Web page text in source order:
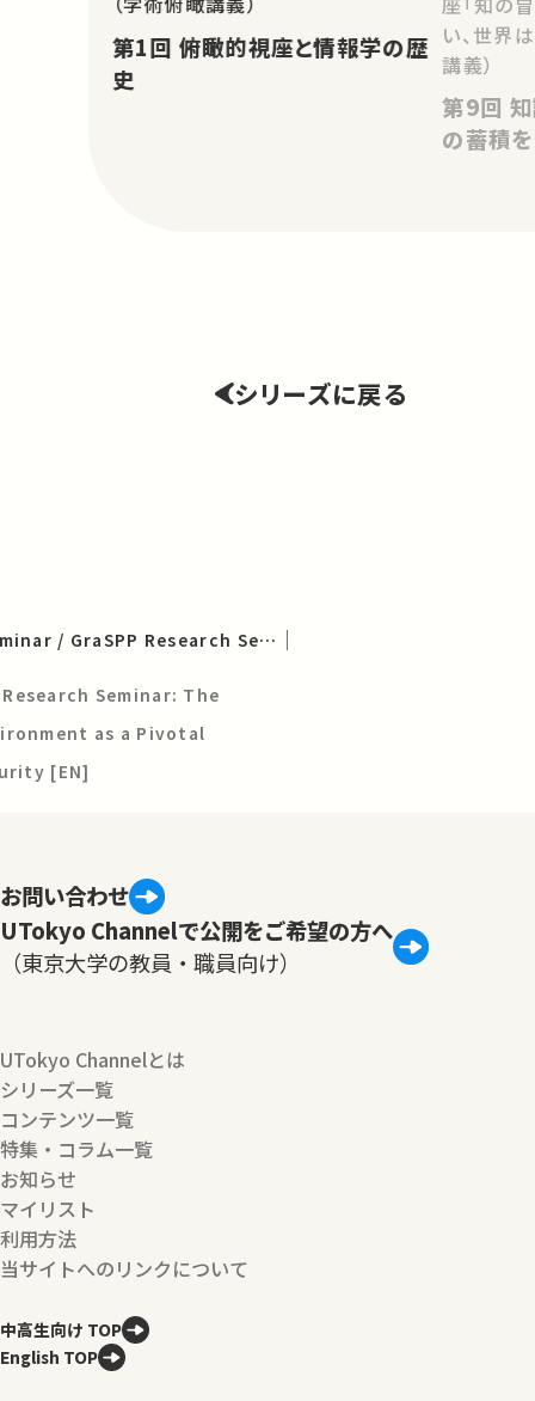
第1回 俯瞰的視座と情報学の歴
史
い、世界
講義）
第9回 知識の蔵のつなぎ方：情報
の蓄積
シリーズに戻る
2024年度 SCERU Seminar / GraSPP Research Seminar
Seminar: The
as a Pivotal
[EN]
お問い合わせ
UTokyo Channelで公開をご希望の方へ
（東京大学の教員・職員向け）
UTokyo Channelとは
シリーズ一覧
コンテンツ一覧
特集・コラム一覧
お知らせ
マイリスト
利用方法
当サイトへのリンクについて
中高生向け TOP
English TOP